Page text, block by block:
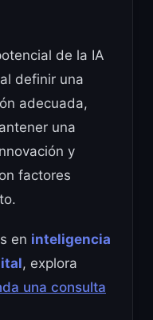
de la IA
definir una
adecuada,
una
y
factores
en inteligencia
, explora
una consulta